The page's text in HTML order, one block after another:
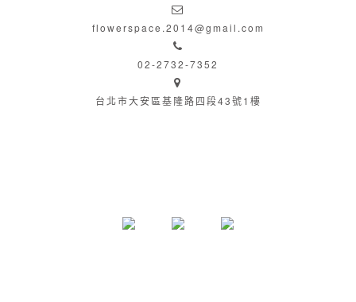
有背板道具出租借，無論是奢華貴氣風格還是主題式花牆拱門，甚至是小清新
的簡約時尚模組，氣球英文拍照區，等等婚禮精品通通輕鬆搞定
裝飾而已或許你能在某場婚禮中看到大面積塊狀堆砌的鮮花 顏色紮眼 毫無美
感作為婚禮策畫的一部分 婚禮策劃師也需要花藝設計的基本能力 才能在整場
設計中讓花藝呈現超出想像的效果許多著名花藝設計師會大量使用葉材 枝幹
甚至一些作品根本沒有花朵只用枝葉現代花藝設計中非植物材料也越來越多地
被使用泥土 金屬 玻璃 壓克力 石頭等都大量成為花藝設計的素材所以在表現婚
禮佈置的花藝設計時 花藝就尤為重要
在現在的婚禮設計中花藝部分的佔比非常大，大到整個婚禮的背景，小到新郎
胸花，花藝的設計也越來越講究。策劃師在策劃一場婚禮時，總是需要考慮多
方面的因素，曾經短暫接觸過婚禮行業的我，更明白一個婚禮策劃師需要具備
哪些能力，當然，花藝也包含在其中。可以參考婚時代婚禮服務內容。因為花
藝也是一場婚禮中不可缺少的角色，它的佔比大，能更好的表達整場婚禮場布
的意義以及新人所想要的感覺。也有許多人認為花藝只是裝飾其他的設計而
flowerspace.2014@gmail.com
02-2732-7352
台北市大安區基隆路四段43號1樓